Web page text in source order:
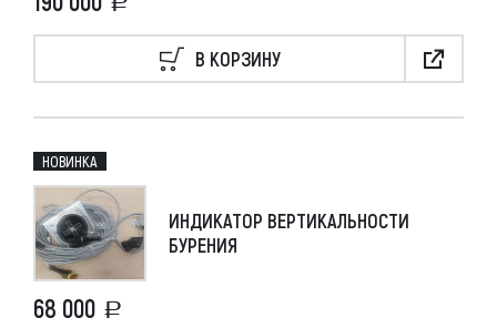
В КОРЗИНУ
НОВИНКА
ИНДИКАТОР ВЕРТИКАЛЬНОСТИ
БУРЕНИЯ
68 000